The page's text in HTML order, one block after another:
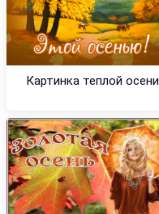
Картинка теплой осени